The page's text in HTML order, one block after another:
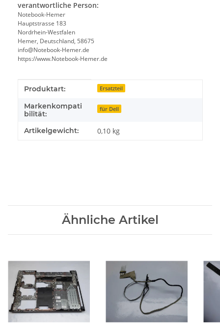
verantwortliche Person:
Notebook-Hemer
Hauptstrasse 183
Nordrhein-Westfalen
Hemer, Deutschland, 58675
info@Notebook-Hemer.de
https://www.Notebook-Hemer.de
Produkteigenschaft
Wert
Produktart: Ersatzteil
Markenkompati
bilität:
für Dell
Artikelgewicht: 0,10 kg
Ähnliche Artikel